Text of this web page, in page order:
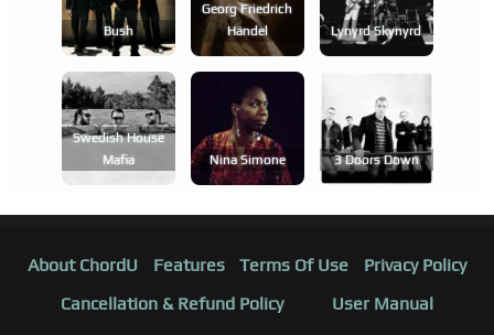
Bush
Georg Friedrich
Händel
Lynyrd Skynyrd
Swedish House
Mafia
Nina Simone 3 Doors Down
About ChordU Features Terms Of Use
Privacy Policy
Cancellation & Refund Policy
User Manual